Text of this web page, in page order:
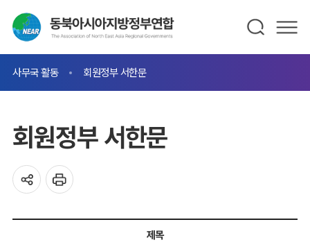
사무국 활동 회원정부 서한문
회원정부 서한문
제목